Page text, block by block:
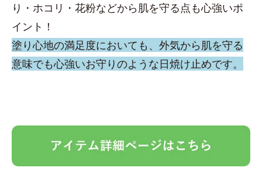
り・ホコリ・花粉などから肌を守る点も心強いポ
イント！
塗り心地の満足度においても、外気から肌を守る
意味でも心強いお守りのような日焼け止めです。